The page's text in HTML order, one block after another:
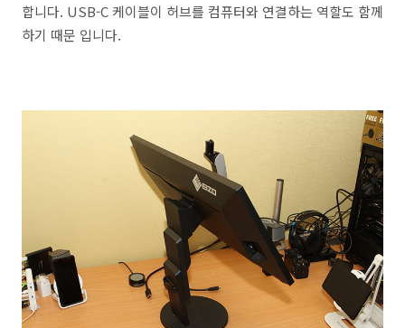
합니다. USB-C 케이블이 허브를 컴퓨터와 연결하는 역할도 함께
하기 때문 입니다.